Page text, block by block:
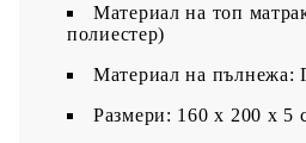
Материал на топ
полиестер)
Материал на пълнежа:
Размери: 160 x 200 x